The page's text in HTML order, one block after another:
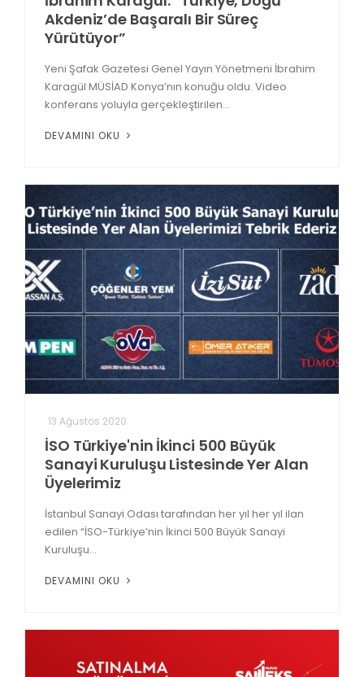
Akdeniz’de Başaralı Bir Süreç
Yürütüyor”
Yeni Şafak Gazetesi Genel Yayın Yönetmeni İbrahim
Karagül MÜSİAD Konya’nın konuğu oldu. Video
konferans yoluyla gerçekleştirilen...
DEVAMINI OKU
13 Ağustos 2020
İSO Türkiye'nin İkinci 500 Büyük
Sanayi Kuruluşu Listesinde Yer Alan
Üyelerimiz
İstanbul Sanayi Odası tarafından her yıl her yıl ilan
edilen “İSO-Türkiye’nin İkinci 500 Büyük Sanayi
Kuruluşu...
DEVAMINI OKU